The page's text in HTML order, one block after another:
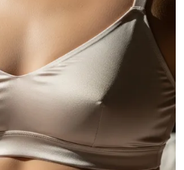
처리에 달려 있습
인 지붕 방수는...